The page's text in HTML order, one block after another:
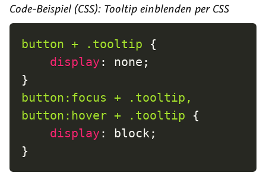
Code-Beispiel (CSS): Tooltip einblenden per CSS
button + .tooltip
{
display : none ;
}
button:focus + .tooltip,
button:hover + .tooltip
{
display : block ;
}